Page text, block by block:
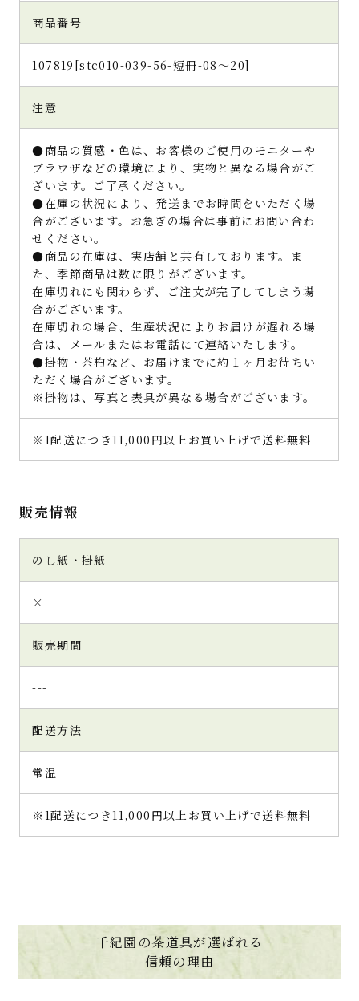
商品番号
107819[stc010-039-56-短冊-08～20]
注意
●商品の質感・色は、お客様のご使用のモニターや
ブラウザなどの環境により、実物と異なる場合がご
ざいます。ご了承ください。
●在庫の状況により、発送までお時間をいただく場
合がございます。お急ぎの場合は事前にお問い合わ
せください。
●商品の在庫は、実店舗と共有しております。ま
た、季節商品は数に限りがございます。
在庫切れにも関わらず、ご注文が完了してしまう場
合がございます。
在庫切れの場合、生産状況によりお届けが遅れる場
合は、メールまたはお電話にて連絡いたします。
●掛物・茶杓など、お届けまでに約１ヶ月お待ちい
ただく場合がございます。
※掛物は、写真と表具が異なる場合がございます。
※1配送につき11,000円以上お買い上げで送料無料
販売情報
のし紙・掛紙
×
販売期間
---
配送方法
常温
※1配送につき11,000円以上お買い上げで送料無料
千紀園の茶道具が選ばれる
信頼の理由